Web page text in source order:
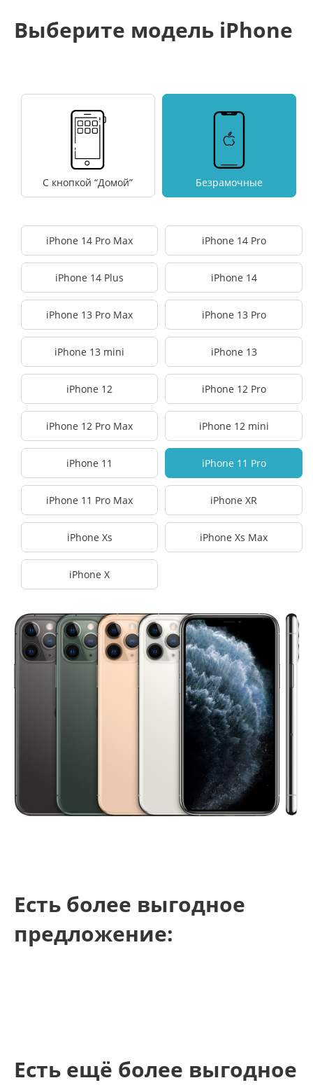
Выберите модель iPhone
С кнопкой “Домой” Безрамочные
iPhone 14 Pro Max iPhone 14 Pro
iPhone 14 Plus iPhone 14
iPhone 13 Pro Max iPhone 13 Pro
iPhone 13 mini iPhone 13
iPhone 12 iPhone 12 Pro
iPhone 12 Pro Max iPhone 12 mini
iPhone 11 iPhone 11 Pro
iPhone 11 Pro Max iPhone XR
iPhone Xs iPhone Xs Max
iPhone X
Есть более выгодное
предложение:
Есть ещё более выгодное